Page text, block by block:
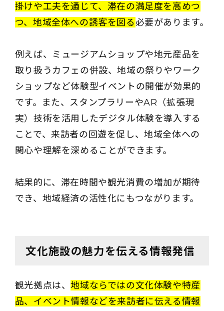
掛けや工夫を通じて、滞在の満足度を高めつ
つ、地域全体への誘客を図る必要があります。
例えば、ミュージアムショップや地元産品を
取り扱うカフェの併設、地域の祭りやワーク
ショップなど体験型イベントの開催が効果的
です。また、スタンプラリーやAR（拡張現
実）技術を活用したデジタル体験を導入する
ことで、来訪者の回遊を促し、地域全体への
関心や理解を深めることができます。
結果的に、滞在時間や観光消費の増加が期待
でき、地域経済の活性化にもつながります。
文化施設の魅力を伝える情報発信
観光拠点は、地域ならではの文化体験や特産
品、イベント情報などを来訪者に伝える情報